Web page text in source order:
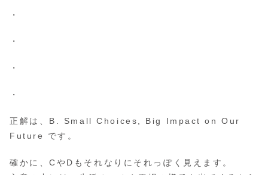
・
・
・
・
正解は、B. Small Choices, Big Impact on Our
Future です。
確かに、CやDもそれなりにそれっぽく見えます。